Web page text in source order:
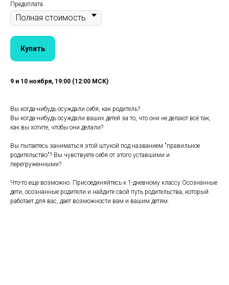
Предоплата
Купить
9 и 10 ноября, 19:00 (12:00 МСК)
Вы когда-нибудь осуждали себя, как родитель?
Вы когда-нибудь осуждали ваших детей за то, что они не делают всё так,
как вы хотите, чтобы они делали?
Вы пытаетесь заниматься этой штукой под названием "правильное
родительство"? Вы чувствуете себя от этого уставшими и
перегруженными?
Что-то еще возможно. Присоединяйтесь к 1-дневному классу Осознанные
дети, осознанные родители и найдите свой путь родительства, который
работает для вас, дает возможности вам и вашим детям.